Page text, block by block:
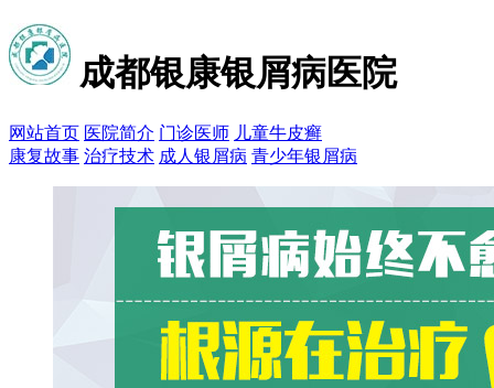
成都银康银屑病医院
网站首页 医院简介 门诊医师 儿童牛皮癣
康复故事 治疗技术 成人银屑病 青少年银屑病